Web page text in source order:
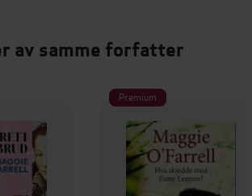
av samme forfatter
Premium